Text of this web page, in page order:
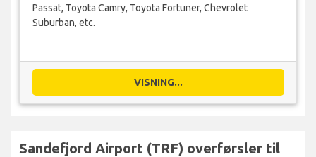
Passat, Toyota Camry, Toyota Fortuner, Chevrolet
Suburban, etc.
VISNING...
Sandefjord Airport (TRF) overførsler til